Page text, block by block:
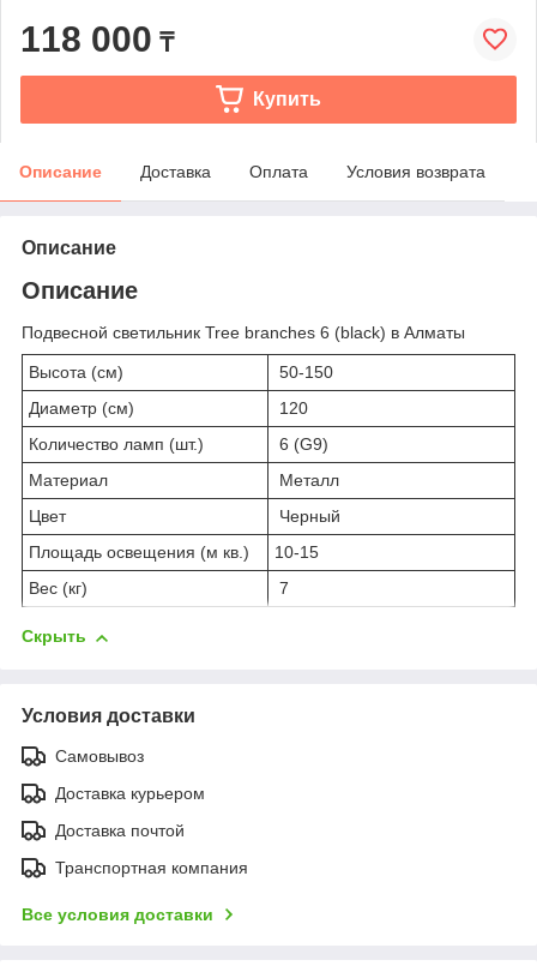
118 000 ₸
Купить
Описание Доставка Оплата Условия возврата
Описание
Описание
Подвесной светильник Tree branches 6 (black) в Алматы
Высота (см)
50-150
Диаметр (см)
120
Количество ламп (шт.)
6 (G9)
Материал
Металл
Цвет
Черный
Площадь освещения (м кв.)
10-15
Вес (кг)
7
Скрыть
Условия доставки
Самовывоз
Доставка курьером
Доставка почтой
Транспортная компания
Все условия доставки